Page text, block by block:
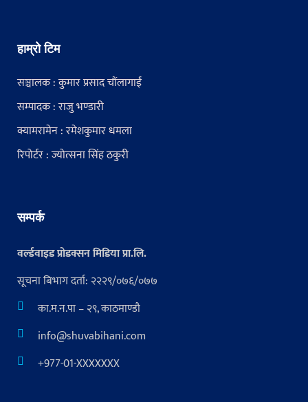
हाम्रो टिम
सञ्चालक : कुमार प्रसाद चौंलागाईं
सम्पादक : राजु भण्डारी
क्यामरामेन : रमेशकुमार धमला
रिपोर्टर : ज्योत्सना सिंह ठकुरी
सम्पर्क
वर्ल्डवाइड प्रोडक्सन मिडिया प्रा.लि.
सूचना बिभाग दर्ता: २२२९/०७६/०७७
का.म.न.पा – २९, काठमाण्डौ
info@shuvabihani.com
+977-01-XXXXXXX